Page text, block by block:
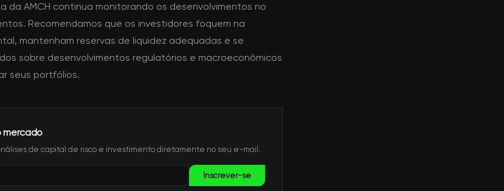
da AMCH continua monitorando os desenvolvimentos no
Recomendamos que os investidores foquem na
mantenham reservas de liquidez adequadas e se
sobre desenvolvimentos regulatórios e macroeconômicos
seus portfólios.
mercado
de capital de risco e investimento diretamente no seu e-mail.
Inscrever-se